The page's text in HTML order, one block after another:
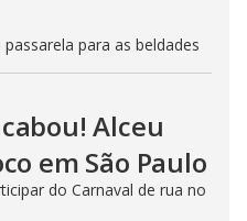
para as beldades
Alceu
em São Paulo
do Carnaval de rua no